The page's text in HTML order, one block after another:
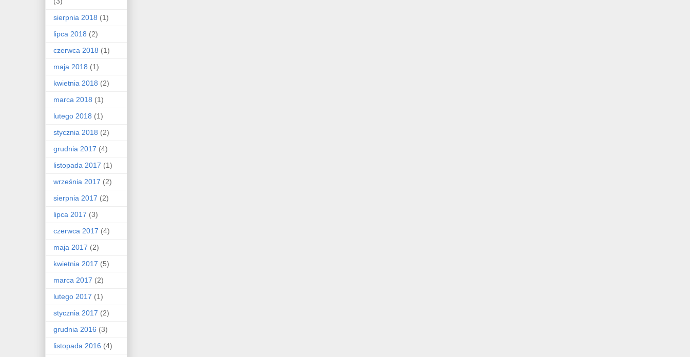
sierpnia 2018 (1)
lipca 2018 (2)
czerwca 2018 (1)
maja 2018 (1)
kwietnia 2018 (2)
marca 2018 (1)
lutego 2018 (1)
stycznia 2018 (2)
grudnia 2017 (4)
listopada 2017 (1)
września 2017 (2)
sierpnia 2017 (2)
lipca 2017 (3)
czerwca 2017 (4)
maja 2017 (2)
kwietnia 2017 (5)
marca 2017 (2)
lutego 2017 (1)
stycznia 2017 (2)
grudnia 2016 (3)
listopada 2016 (4)